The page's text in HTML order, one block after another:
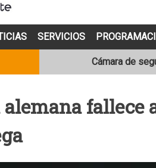
SERVICIOS
Cámara de
Adolescente
fallece